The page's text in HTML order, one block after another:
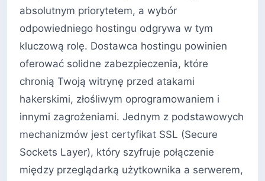
absolutnym priorytetem, a wybór
odpowiedniego hostingu odgrywa w tym
kluczową rolę. Dostawca hostingu powinien
oferować solidne zabezpieczenia, które
chronią Twoją witrynę przed atakami
hakerskimi, złośliwym oprogramowaniem i
innymi zagrożeniami. Jednym z podstawowych
mechanizmów jest certyfikat SSL (Secure
Sockets Layer), który szyfruje połączenie
między przeglądarką użytkownika a serwerem,